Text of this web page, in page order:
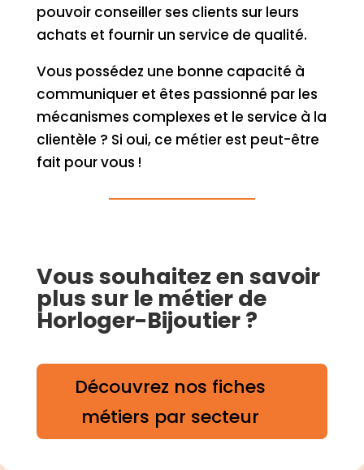
pouvoir conseiller ses clients sur leurs
achats et fournir un service de qualité.
Vous possédez une bonne capacité à
communiquer et êtes passionné par les
mécanismes complexes et le service à la
clientèle ? Si oui, ce métier est peut-être
fait pour vous !
Vous souhaitez en savoir
plus sur le métier de
Horloger-Bijoutier ?
Découvrez nos fiches
métiers par secteur